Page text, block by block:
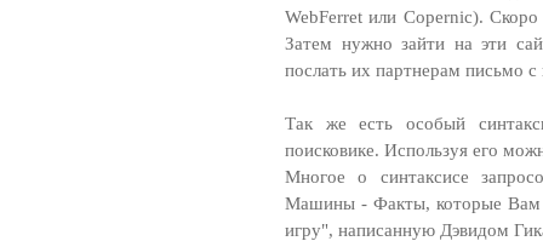
WebFerret или Copernic).
Затем нужно зайти на эти
послать их партнерам письмо
Так же есть особый
поисковике. Используя его
Многое о синтаксисе
Машины - Факты, которые Вам
игру", написанную Дэвидом